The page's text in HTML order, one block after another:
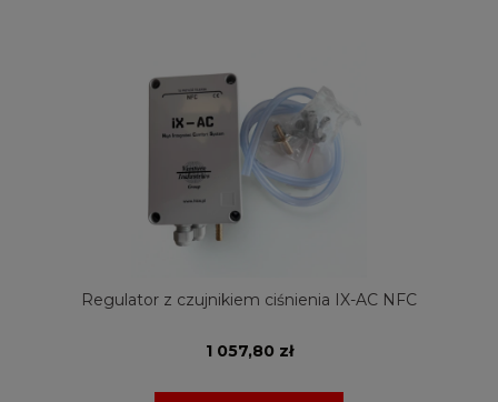
Regulator z czujnikiem ciśnienia IX-AC NFC
1 057,80 zł